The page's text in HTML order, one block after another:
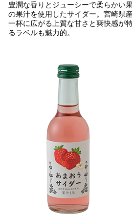
豊潤な香りとジューシーで柔らかい
の果汁を使用したサイダー。宮崎県
一杯に広がる上質な甘さと爽快感が
るラベルも魅力的。